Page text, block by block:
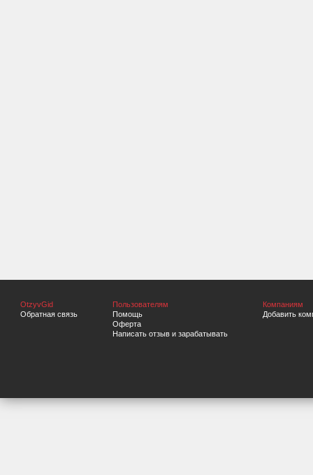
OtzyvGid
Обратная связь
Пользователям
Помощь
Оферта
Написать отзыв и зарабатывать
Компаниям
Добавить